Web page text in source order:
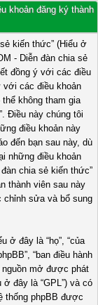
khoản đăng ký thành
kiến thức” (Hiểu ở
- Diễn đàn chia sẻ
đồng ý với các điều
với các điều khoản
không tham gia
Điều này chúng tôi
điều khoản này
đến bạn sau này, dù
những điều khoản
chia sẻ kiến thức”
thành viên sau này
chỉnh sửa và bổ sung
ở đây là “họ”, “của
“ban điều hành
nguồn mở được phát
ở đây là “GPL”) và có
thống phpBB được